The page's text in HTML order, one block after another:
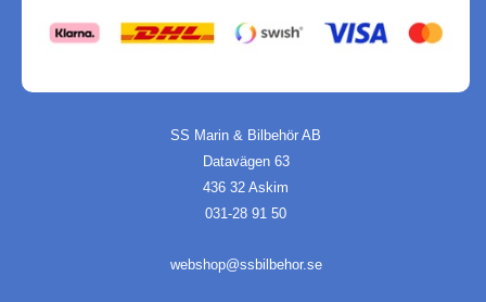
SS Marin & Bilbehör AB
Datavägen 63
436 32 Askim
031-28 91 50
webshop@ssbilbehor.se